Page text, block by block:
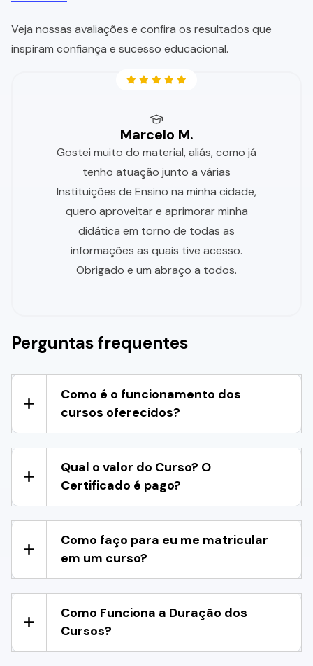
Veja nossas avaliações e confira os resultados que
inspiram confiança e sucesso educacional.
Marcelo M.
Gostei muito do material, aliás, como já
tenho atuação junto a várias
Instituições de Ensino na minha cidade,
quero aproveitar e aprimorar minha
didática em torno de todas as
informações as quais tive acesso.
Obrigado e um abraço a todos.
Perguntas frequentes
Como é o funcionamento dos
cursos oferecidos?
Qual o valor do Curso? O
Certificado é pago?
Como faço para eu me matricular
em um curso?
Como Funciona a Duração dos
Cursos?